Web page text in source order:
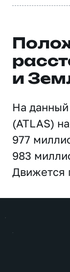
и
На
(ATLAS)
977
983
Движется